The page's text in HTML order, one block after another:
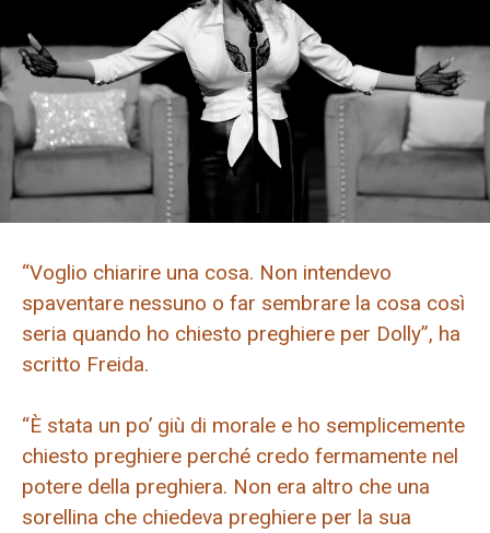
“Voglio chiarire una cosa. Non intendevo
spaventare nessuno o far sembrare la cosa così
seria quando ho chiesto preghiere per Dolly”, ha
scritto Freida.
“È stata un po’ giù di morale e ho semplicemente
chiesto preghiere perché credo fermamente nel
potere della preghiera. Non era altro che una
sorellina che chiedeva preghiere per la sua